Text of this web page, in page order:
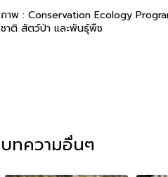
ภาพ : Conservation Ecology
ชาติ สัตว์ป่า และพันธุ์พืช
บทความอื่นๆ